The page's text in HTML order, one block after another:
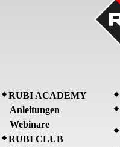
RUBI ACADEMY
Anleitungen
Webinare
RUBI CLUB